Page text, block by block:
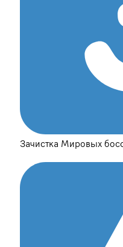
Зачистка Мировых